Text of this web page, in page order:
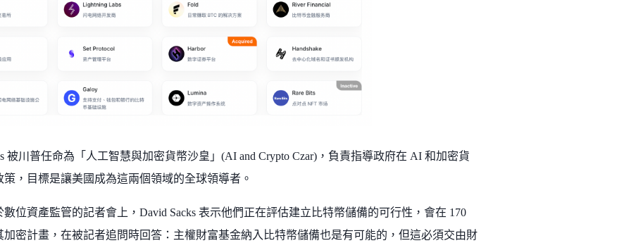
被川普任命為「人工智慧與加密貨幣沙皇」(AI and Crypto Czar)，負責指導政府在 AI 和加密貨
策，目標是讓美國成為這兩個領域的全球領導者。
數位資產監管的記者會上，David Sacks 表示他們正在評估建立比特幣儲備的可行性，會在 170
加密計畫，在被記者追問時回答：主權財富基金納入比特幣儲備也是有可能的，但這必須交由財